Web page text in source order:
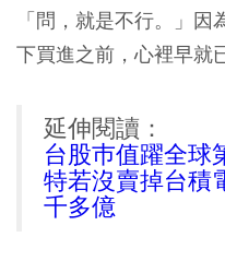
「問，就是不行。」
下買進之前，心裡早就
延伸閱讀：
台股巿值躍全球
特若沒賣掉台積
千多億